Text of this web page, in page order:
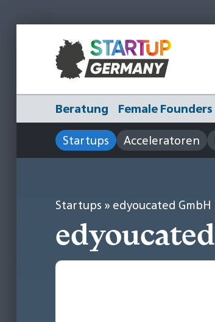
Beratung Female Founders
Startups
Acceleratoren
Startups » edyoucated GmbH
edyoucated